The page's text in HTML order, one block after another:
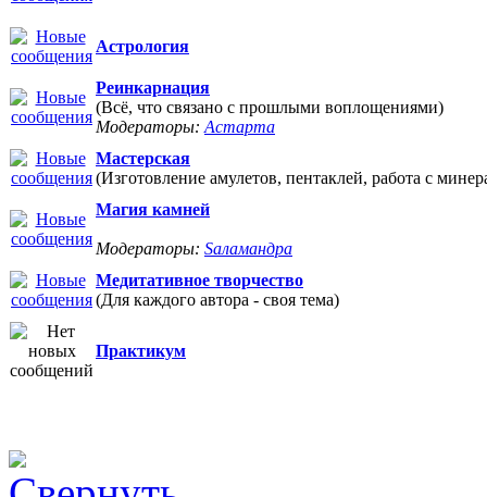
Астрология
Реинкарнация
(Всё, что связано с прошлыми воплощениями)
Модераторы: Астарта
Мастерская
(Изготовление амулетов, пентаклей, работа с
Магия камней
Модераторы: Sаламандра
Медитативное творчество
(Для каждого автора - своя тема)
Практикум